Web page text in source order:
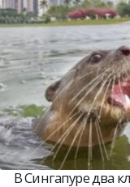
В Сингапуре два